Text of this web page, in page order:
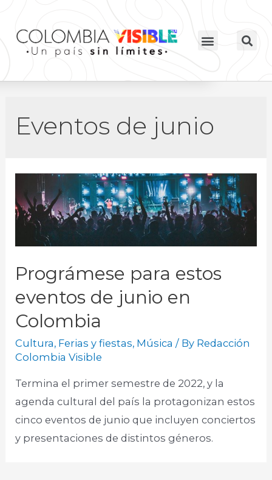
Eventos de junio
Prográmese para estos
eventos de junio en
Colombia
Cultura, Ferias y fiestas, Música / By Redacción
Colombia Visible
Termina el primer semestre de 2022, y la
agenda cultural del país la protagonizan estos
cinco eventos de junio que incluyen conciertos
y presentaciones de distintos géneros.